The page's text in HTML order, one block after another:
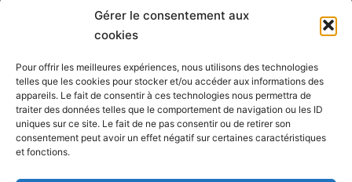
Gérer le consentement aux
cookies
Pour offrir les meilleures expériences, nous utilisons des technologies
telles que les cookies pour stocker et/ou accéder aux informations des
appareils. Le fait de consentir à ces technologies nous permettra de
traiter des données telles que le comportement de navigation ou les ID
uniques sur ce site. Le fait de ne pas consentir ou de retirer son
consentement peut avoir un effet négatif sur certaines caractéristiques
et fonctions.
REJOIGNEZ-NOUS !
MON COMPTE
SUIVEZ-NOUS !
J’AI UN
PROJET